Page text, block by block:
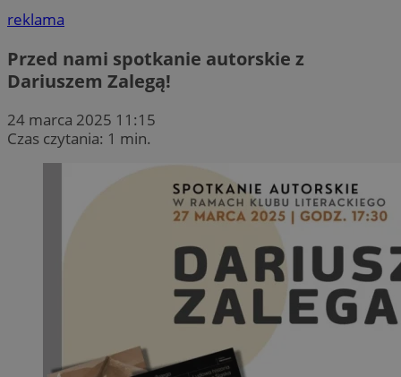
reklama
Przed nami spotkanie autorskie z
Dariuszem Zalegą!
24 marca 2025 11:15
Czas czytania: 1 min.